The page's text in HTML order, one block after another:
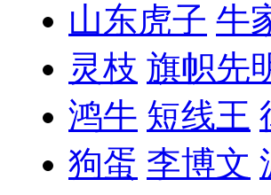
山东虎子 牛
灵枝 旗帜先
鸿牛 短线王
狗蛋 李博文